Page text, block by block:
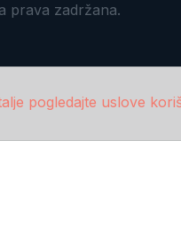
prava zadržana.
pogledajte uslove